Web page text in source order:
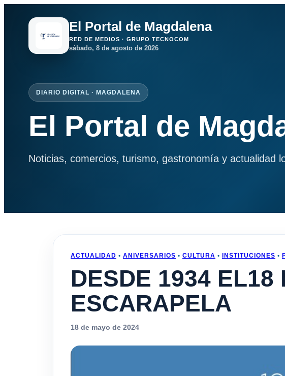
El Portal de Magdalena
RED DE MEDIOS · GRUPO TECNOCOM
sábado, 8 de agosto de 2026
DIARIO DIGITAL · MAGDALENA
El Portal de
Noticias, comercios, turismo, gastronomía y actualidad
ACTUALIDAD • ANIVERSARIOS • CULTURA • INSTITUCIONES •
DESDE 1934
ESCARAPELA
18 de mayo de 2024